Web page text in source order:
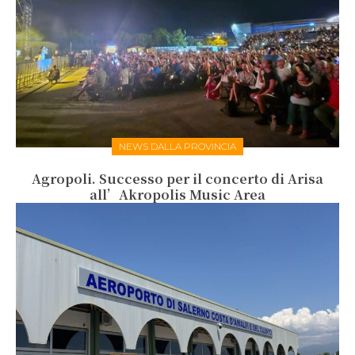
NEWS DALLA PROVINCIA
Agropoli. Successo per il concerto di Arisa
all’Akropolis Music Area